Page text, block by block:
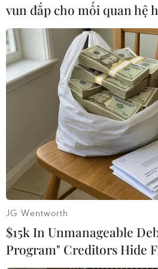
vun đắp cho mối quan hệ
JG Wentworth
$15k In Unmanageable
Program" Creditors Hide